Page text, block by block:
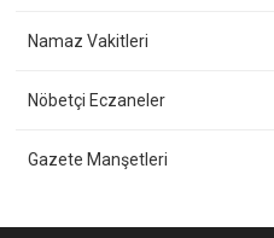
Namaz Vakitleri
Nöbetçi Eczaneler
Gazete Manşetleri